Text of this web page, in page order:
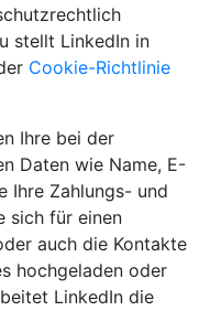
stellt LinkedIn in
Cookie-Richtlinie
Ihre bei der
Daten wie Name, E-
Ihre Zahlungs- und
sich für einen
auch die Kontakte
hochgeladen oder
LinkedIn die